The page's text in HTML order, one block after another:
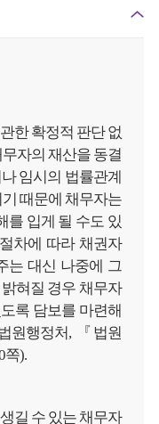
한 확정적 판단 없
자의 재산을 동결
임시의 법률관계
때문에 채무자는
를 입게 될 수도 있
차에 따라 채권자
는 대신 나중에 그
혀질 경우 채무자
록 담보를 마련해
원행정처, 『법원
쪽).
길 수 있는 채무자